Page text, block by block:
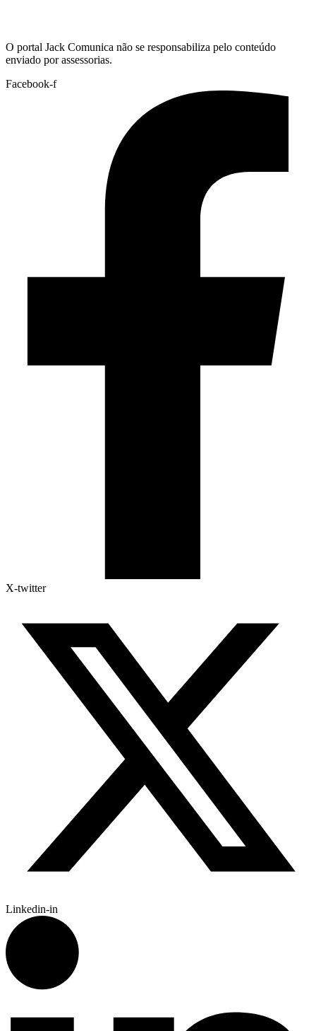
O portal Jack Comunica não se responsabiliza pelo conteúdo
enviado por assessorias.
Facebook-f
X-twitter
Linkedin-in